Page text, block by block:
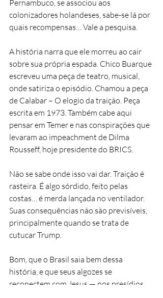
Pernambuco, se associou aos
colonizadores holandeses, sabe-se lá por
quais recompensas… Vale a pesquisa.
A história narra que ele morreu ao cair
sobre sua própria espada. Chico Buarque
escreveu uma peça de teatro, musical,
onde satiriza o episódio. Chamou a peça
de Calabar – O elogio da traição. Peça
escrita em 1973. Também cabe aqui
pensar em Temer e nas conspirações que
levaram ao impeachment de Dilma
Rousseff, hoje presidente do BRICS.
Não se sabe onde isso vai dar. Traição é
rasteira. É algo sórdido, feito pelas
costas… é merda lançada no ventilador.
Suas consequências não são previsíveis,
principalmente quando se trata de
cutucar Trump.
Bom, que o Brasil saia bem dessa
história, e que seus algozes se
reconectem com Jesus — nos presídios